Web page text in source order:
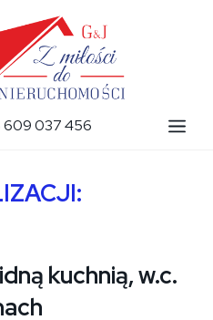
609 037 456
kuchnią, w.c.